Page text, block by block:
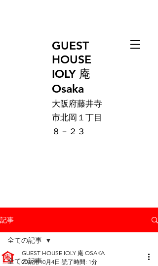
GUEST
HOUSE
IOLY 庵
Osaka
大阪府藤井寺
市北岡１丁目
８－２３
記事
全ての記事
全ての記事
GUEST HOUSE IOLY 庵 OSAKA
2019年10月4日 読了時間: 1分